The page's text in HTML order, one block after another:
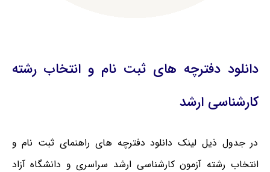
دانلود دفترچه های ثبت نام و انتخاب رشته
کارشناسی ارشد
در جدول ذیل لینک دانلود دفترچه های راهنمای ثبت نام و
انتخاب رشته آزمون کارشناسی ارشد سراسری و دانشگاه آزاد